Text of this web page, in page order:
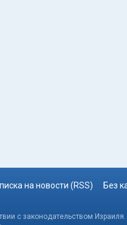
на новости (RSS) Без
с законодательством